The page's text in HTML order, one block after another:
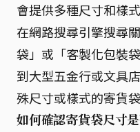
會提供多種尺寸和樣
在網路搜尋引擎搜尋
袋」或「客製化包裝
到大型五金行或文具
殊尺寸或樣式的寄貨
如何確認寄貨袋尺寸